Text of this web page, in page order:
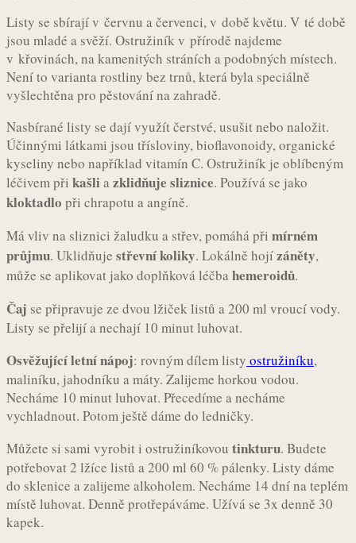
Listy se sbírají v červnu a červenci, v době květu. V té době
jsou mladé a svěží. Ostružiník v přírodě najdeme
v křovinách, na kamenitých stráních a podobných místech.
Není to varianta rostliny bez trnů, která byla speciálně
vyšlechtěna pro pěstování na zahradě.
Nasbírané listy se dají využít čerstvé, usušit nebo naložit.
Účinnými látkami jsou třísloviny, bioflavonoidy, organické
kyseliny nebo například vitamín C. Ostružiník je oblíbeným
léčivem při kašli a zklidňuje sliznice. Používá se jako
kloktadlo při chrapotu a angíně.
Má vliv na sliznici žaludku a střev, pomáhá při mírném
průjmu. Uklidňuje střevní koliky. Lokálně hojízáněty,
může se aplikovat jako doplňková léčba hemeroidů.
Čaj se připravuje ze dvou lžiček listů a 200 ml vroucí vody.
Listy se přelijí a nechají 10 minut luhovat.
Osvěžující letní nápoj: rovným dílem listy ostružiníku,
maliníku, jahodníku a máty. Zalijeme horkou vodou.
Necháme 10 minut luhovat. Přecedíme a necháme
vychladnout. Potom ještě dáme do ledničky.
Můžete si sami vyrobit i ostružiníkovou tinkturu. Budete
potřebovat 2 lžíce listů a 200 ml 60 % pálenky. Listy dáme
do sklenice a zalijeme alkoholem. Necháme 14 dní na teplém
místě luhovat. Denně protřepáváme. Užívá se 3x denně 30
kapek.